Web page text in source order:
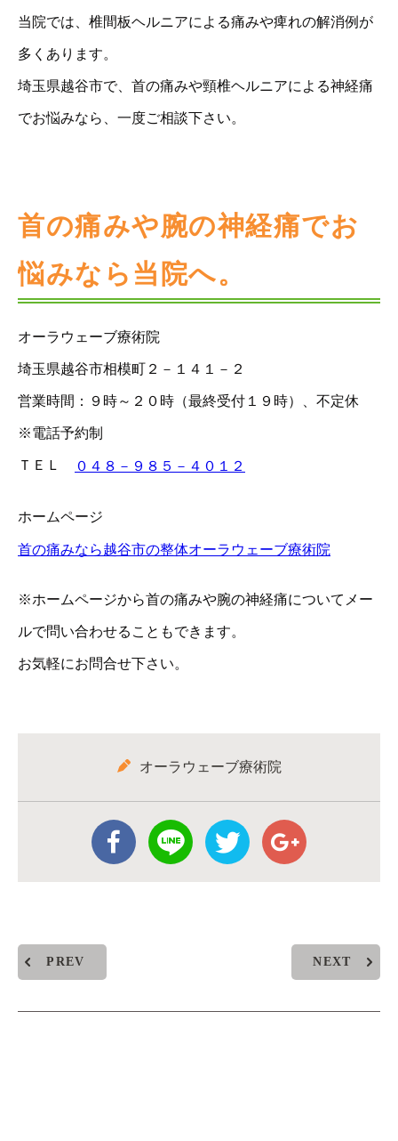
当院では、椎間板ヘルニアによる痛みや痺れの解消例が
多くあります。
埼玉県越谷市で、首の痛みや頸椎ヘルニアによる神経痛
でお悩みなら、一度ご相談下さい。
首の痛みや腕の神経痛でお
悩みなら当院へ。
オーラウェーブ療術院
埼玉県越谷市相模町２－１４１－２
営業時間：９時～２０時（最終受付１９時）、不定休
※電話予約制
ＴＥＬ ０４８－９８５－４０１２
ホームページ
首の痛みなら越谷市の整体オーラウェーブ療術院
※ホームページから首の痛みや腕の神経痛についてメー
ルで問い合わせることもできます。
お気軽にお問合せ下さい。
オーラウェーブ療術院
PREV NEXT